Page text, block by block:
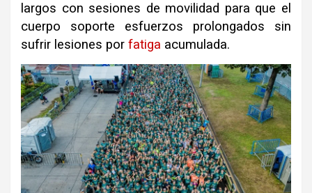
largos con sesiones de movilidad para que el
cuerpo soporte esfuerzos prolongados sin
sufrir lesiones por fatiga acumulada.